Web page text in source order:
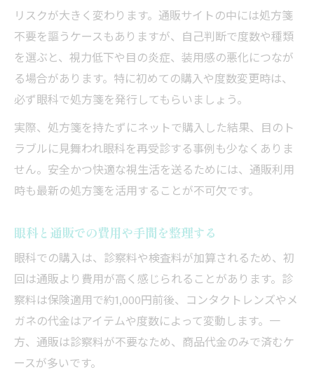
リスクが大きく変わります。通販サイトの中には処方箋
不要を謳うケースもありますが、自己判断で度数や種類
を選ぶと、視力低下や目の炎症、装用感の悪化につなが
る場合があります。特に初めての購入や度数変更時は、
必ず眼科で処方箋を発行してもらいましょう。
実際、処方箋を持たずにネットで購入した結果、目のト
ラブルに見舞われ眼科を再受診する事例も少なくありま
せん。安全かつ快適な視生活を送るためには、通販利用
時も最新の処方箋を活用することが不可欠です。
眼科と通販での費用や手間を整理する
眼科での購入は、診察料や検査料が加算されるため、初
回は通販より費用が高く感じられることがあります。診
察料は保険適用で約1,000円前後、コンタクトレンズやメ
ガネの代金はアイテムや度数によって変動します。一
方、通販は診察料が不要なため、商品代金のみで済むケ
ースが多いです。